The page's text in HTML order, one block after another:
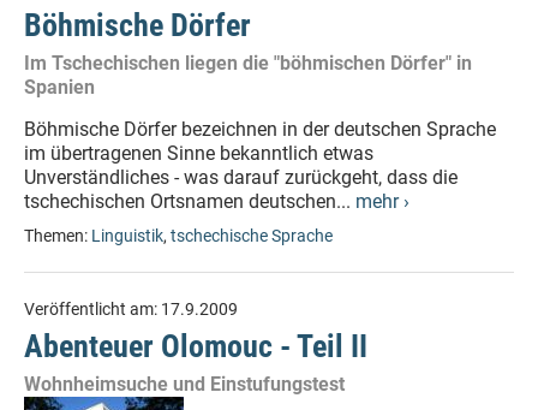
Böhmische Dörfer
Im Tschechischen liegen die "böhmischen Dörfer" in
Spanien
Böhmische Dörfer bezeichnen in der deutschen Sprache
im übertragenen Sinne bekanntlich etwas
Unverständliches - was darauf zurückgeht, dass die
tschechischen Ortsnamen deutschen... mehr ›
Themen: Linguistik, tschechische Sprache
Veröffentlicht am: 17.9.2009
Abenteuer Olomouc - Teil II
Wohnheimsuche und Einstufungstest